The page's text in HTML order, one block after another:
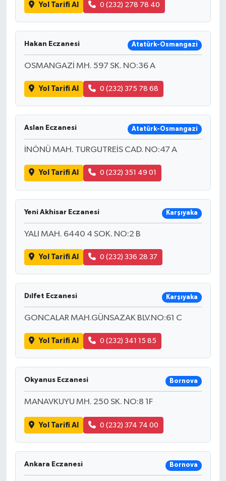
Yol Tarifi Al 0 (232) 278 78 40
Hakan Eczanesi Atatürk-Osmangazi
OSMANGAZİ MH. 597 SK. NO:36 A
Yol Tarifi Al 0 (232) 375 78 68
Aslan Eczanesi Atatürk-Osmangazi
İNÖNÜ MAH. TURGUTREİS CAD. NO:47 A
Yol Tarifi Al 0 (232) 351 49 01
Yeni Akhisar Eczanesi Karşıyaka
YALI MAH. 6440 4 SOK. NO:2 B
Yol Tarifi Al 0 (232) 336 28 37
Dılfet Eczanesi Karşıyaka
GONCALAR MAH.GÜNSAZAK BLV.NO:61 C
Yol Tarifi Al 0 (232) 341 15 85
Okyanus Eczanesi Bornova
MANAVKUYU MH. 250 SK. NO:8 1F
Yol Tarifi Al 0 (232) 374 74 00
Ankara Eczanesi Bornova